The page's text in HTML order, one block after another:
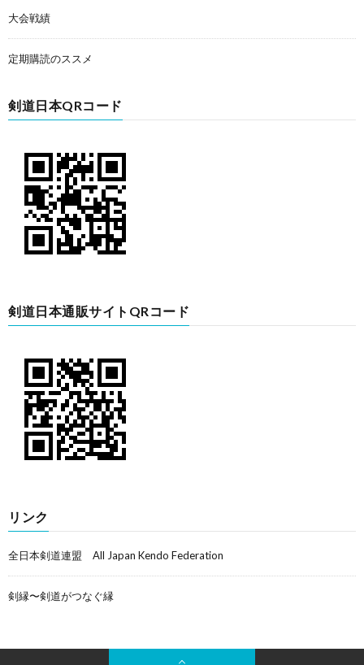
大会戦績
定期購読のススメ
剣道日本QRコード
剣道日本通販サイトQRコード
リンク
全日本剣道連盟 All Japan Kendo Federation
剣縁〜剣道がつなぐ縁